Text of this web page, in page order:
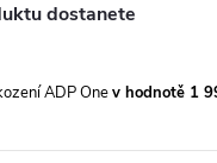
dostanete
ADP Onev hodnotě 1